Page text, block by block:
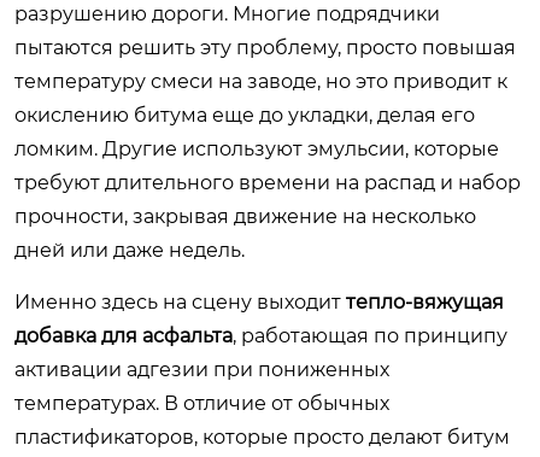
разрушению дороги. Многие подрядчики
пытаются решить эту проблему, просто повышая
температуру смеси на заводе, но это приводит к
окислению битума еще до укладки, делая его
ломким. Другие используют эмульсии, которые
требуют длительного времени на распад и набор
прочности, закрывая движение на несколько
дней или даже недель.
Именно здесь на сцену выходит тепло-вяжущая
добавка для асфальта, работающая по принципу
активации адгезии при пониженных
температурах. В отличие от обычных
пластификаторов, которые просто делают битум